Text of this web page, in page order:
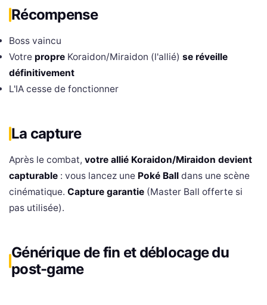
Récompense
Boss vaincu
Votre propre Koraidon/Miraidon (l'allié) se réveille
définitivement
L'IA cesse de fonctionner
La capture
Après le combat, votre allié Koraidon/Miraidon devient
capturable : vous lancez une Poké Ball dans une scène
cinématique. Capture garantie (Master Ball offerte si
pas utilisée).
Générique de fin et déblocage du
post-game